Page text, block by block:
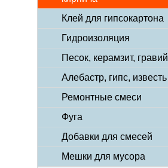
Клей для гипсокартона
Гидроизоляция
Песок, керамзит, гравий
Алебастр, гипс, известь
Ремонтные смеси
Фуга
Добавки для смесей
Мешки для мусора